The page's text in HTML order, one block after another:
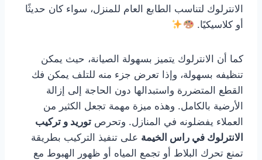
الانترلوك لتناسب الطابع العام للمنزل، سواء كان حديثًا
أو كلاسيكيًا.
كما أن الانترلوك يتميز بسهولة الصيانة، حيث يمكن
تنظيفه بسهولة، وإذا تعرض جزء منه للتلف يمكن فك
القطع المتضررة واستبدالها دون الحاجة إلى إزالة
الأرضية بالكامل. وهذه ميزة مهمة تجعل الكثير من
العملاء يفضلونه في المنازل. وتحرص توريد و تركيب
الانترلوك في راس الخيمة على تنفيذ التركيب بطريقة
تمنع تحرك البلاط أو تجمع المياه أو ظهور الهبوط مع